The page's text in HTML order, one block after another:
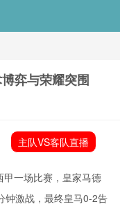
弈与荣耀突围
主队VS客队直播
一场比赛，皇家马德
钟激战，最终皇马0-2告